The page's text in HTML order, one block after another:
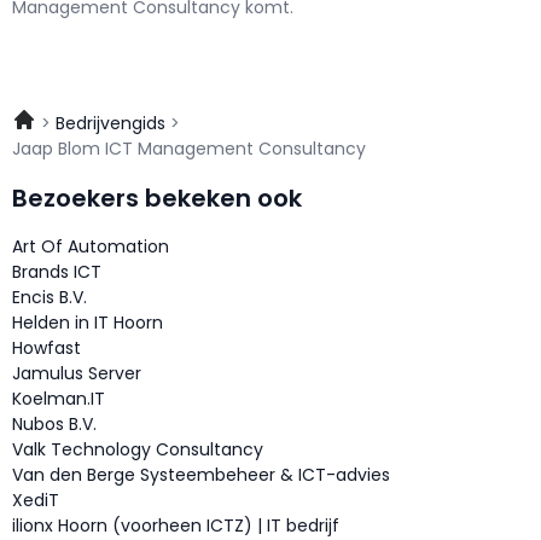
Management Consultancy komt.
Bedrijvengids
Jaap Blom ICT Management Consultancy
Bezoekers bekeken ook
Art Of Automation
Brands ICT
Encis B.V.
Helden in IT Hoorn
Howfast
Jamulus Server
Koelman.IT
Nubos B.V.
Valk Technology Consultancy
Van den Berge Systeembeheer & ICT-advies
XediT
ilionx Hoorn (voorheen ICTZ) | IT bedrijf